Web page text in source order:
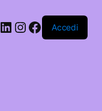
LinkedIn
Instagram
Facebook
Accedi